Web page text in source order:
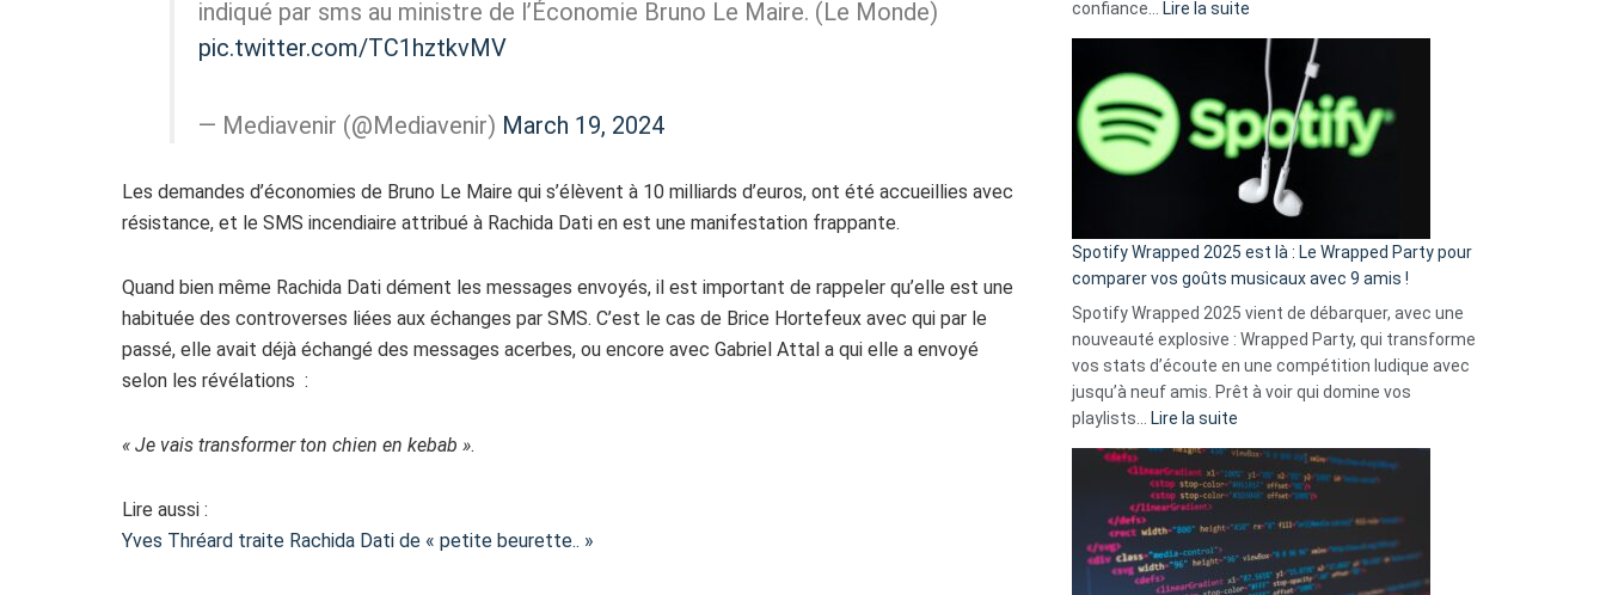
indiqué par sms au ministre de l’Économie Bruno Le Maire. (Le Monde)
pic.twitter.com/TC1hztkvMV
— Mediavenir (@Mediavenir) March 19, 2024
Les demandes d’économies de Bruno Le Maire qui s’élèvent à 10 milliards d’euros, ont été accueillies avec
résistance, et le SMS incendiaire attribué à Rachida Dati en est une manifestation frappante.
Quand bien même Rachida Dati dément les messages envoyés, il est important de rappeler qu’elle est une
habituée des controverses liées aux échanges par SMS. C’est le cas de Brice Hortefeux avec qui par le
passé, elle avait déjà échangé des messages acerbes, ou encore avec Gabriel Attal a qui elle a envoyé
selon les révélations :
« Je vais transformer ton chien en kebab ».
Lire aussi :
Yves Thréard traite Rachida Dati de « petite beurette.. »
confiance… Lire la suite
Fini
l’excuse
je
n’ai
pas
de
cash
»
Solly
change
la
vie
sans-
abri
en
3
secondes
Spotify Wrapped 2025 est là : Le Wrapped Party pour
comparer vos goûts musicaux avec 9 amis !
Spotify Wrapped 2025 vient de débarquer, avec une
nouveauté explosive : Wrapped Party, qui transforme
vos stats d’écoute en une compétition ludique avec
jusqu’à neuf amis. Prêt à voir qui domine vos
playlists… Lire la suite
Spotify
Wrapped
2025
est
: